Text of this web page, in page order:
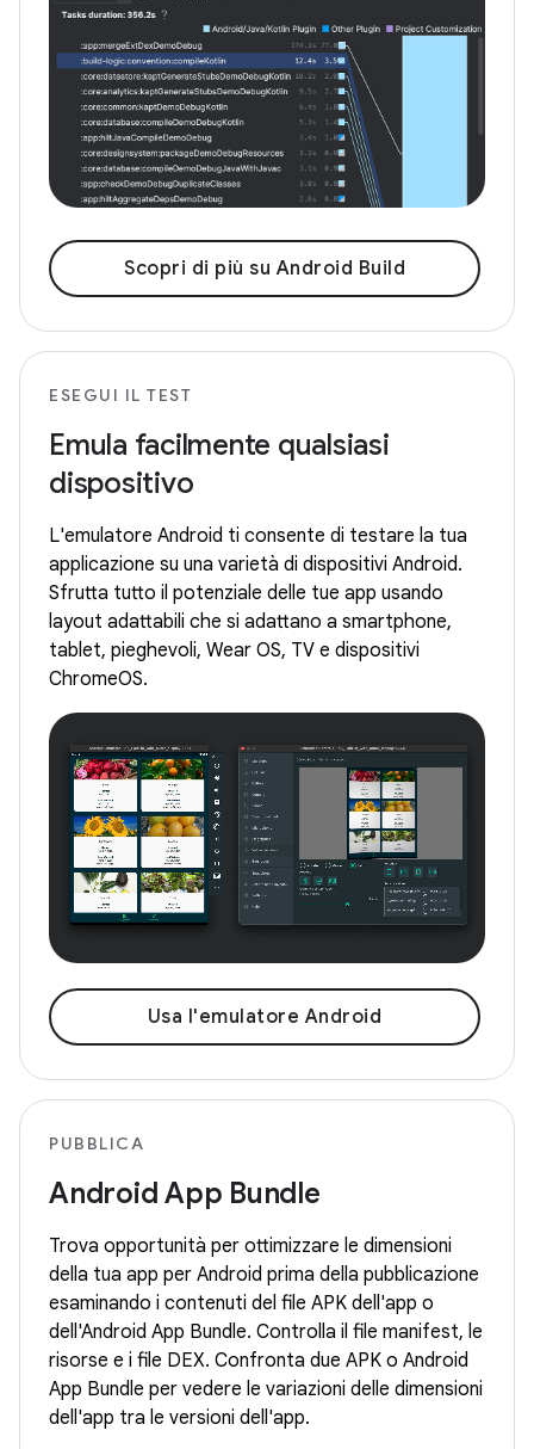
Scopri di più su Android Build
ESEGUI IL TEST
Emula facilmente qualsiasi
dispositivo
L'emulatore Android ti consente di testare la tua
applicazione su una varietà di dispositivi Android.
Sfrutta tutto il potenziale delle tue app usando
layout adattabili che si adattano a smartphone,
tablet, pieghevoli, Wear OS, TV e dispositivi
ChromeOS.
Usa l'emulatore Android
PUBBLICA
Android App Bundle
Trova opportunità per ottimizzare le dimensioni
della tua app per Android prima della pubblicazione
esaminando i contenuti del file APK dell'app o
dell'Android App Bundle. Controlla il file manifest, le
risorse e i file DEX. Confronta due APK o Android
App Bundle per vedere le variazioni delle dimensioni
dell'app tra le versioni dell'app.